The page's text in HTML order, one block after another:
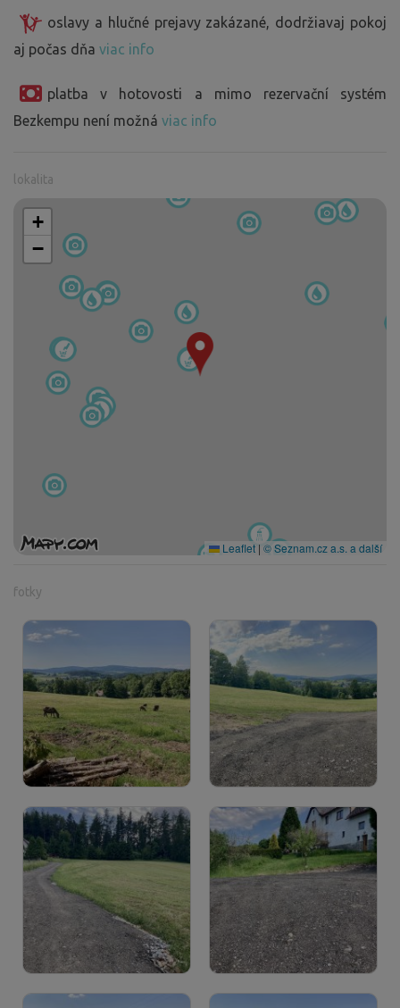
oslavy a hlučné prejavy zakázané, dodržiavaj pokoj
aj počas dňa viac info
platba v hotovosti a mimo rezervační systém
Bezkempu není možná viac info
lokalita
+
−
Leaflet | © Seznam.cz a.s. a další
fotky